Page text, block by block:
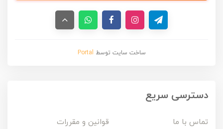
ساخت سایت توسط Portal
دسترسی سریع
تماس با ما
قوانین و مقررات